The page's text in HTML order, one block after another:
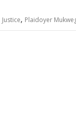
Justice, Plaidoyer